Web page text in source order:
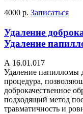
4000 р. Записаться
Удаление
Удаление
А 16.01.017
Удаление папилломы
процедура,
доброкачественное
подходящий метод
травматичность и